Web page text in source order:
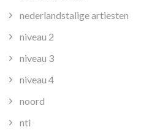
nederlandstalige artiesten
niveau 2
niveau 3
niveau 4
noord
nti